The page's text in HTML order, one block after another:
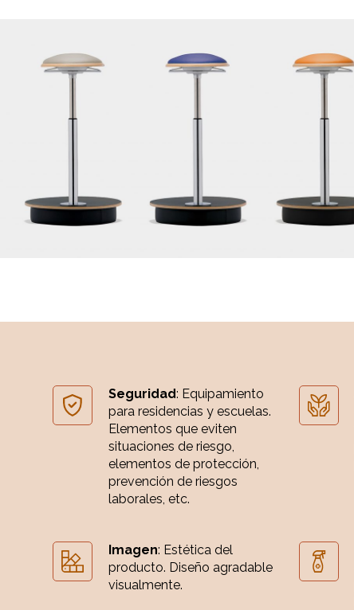
Seguridad: Equipamiento
para residencias y escuelas.
Elementos que eviten
situaciones de riesgo,
elementos de protección,
prevención de riesgos
laborales, etc.
Imagen: Estética del
producto. Diseño agradable
visualmente.